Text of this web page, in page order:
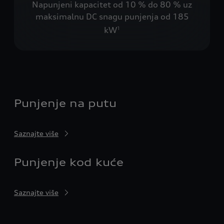
Napunjeni kapacitet od 10 % do 80 % uz
maksimalnu DC snagu punjenja od 185
kW1
Punjenje na putu
Saznajte više
Punjenje kod kuće
Saznajte više